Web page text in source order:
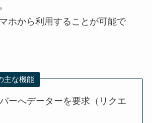
ホから利用することが可能で
主な機能
ーへデーターを要求（リクエ